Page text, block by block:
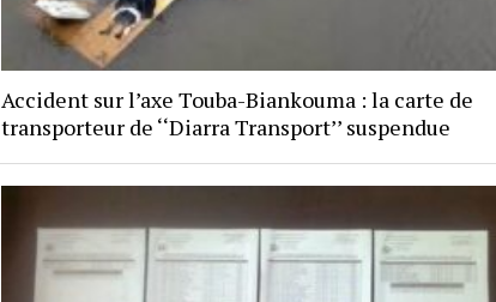
Accident sur l’axe Touba-Biankouma : la carte de
transporteur de ‘‘Diarra Transport’’ suspendue